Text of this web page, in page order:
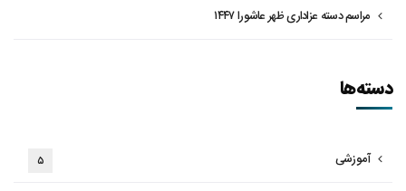
مراسم دسته عزاداری ظهر عاشورا ۱۴۴۷
دسته‌ها
آموزشی ۵